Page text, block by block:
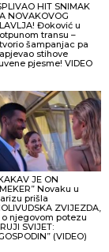
HIT SNIMAK
NOVAKOVOG
Đoković u
transu –
šampanjac pa
stihove
pjesme! VIDEO
JE ON
Novaku u
prišla
ZVIJEZDA,
o njegovom potezu
SVIJET:
(VIDEO)